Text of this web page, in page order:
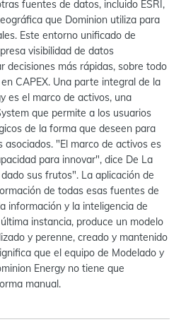
fuentes de datos, incluido ESRI,
que Dominion utiliza para
Este entorno unificado de
visibilidad de datos
decisiones más rápidas, sobre todo
CAPEX. Una parte integral de la
es el marco de activos, una
que permite a los usuarios
de la forma que deseen para
"El marco de activos es
para innovar", dice De La
sus frutos". La aplicación de
de todas esas fuentes de
información y la inteligencia de
instancia, produce un modelo
y perenne, creado y mantenido
que el equipo de Modelado y
Energy no tiene que
manual.